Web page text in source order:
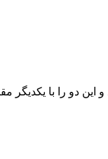
دو را با